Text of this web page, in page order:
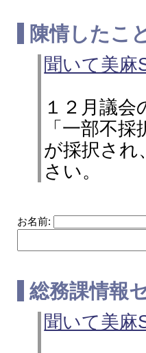
陳情したこ
聞いて美麻
１２月議
「一部不
が採択され
さい。
お名前:
総務課情報
聞いて美麻